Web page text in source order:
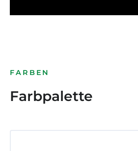
FARBEN
Farbpalette